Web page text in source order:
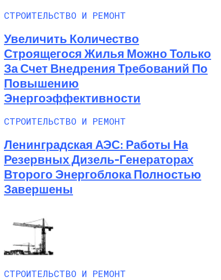
СТРОИТЕЛЬСТВО И РЕМОНТ
Увеличить Количество
Строящегося Жилья Можно Только
За Счет Внедрения Требований По
Повышению
Энергоэффективности
СТРОИТЕЛЬСТВО И РЕМОНТ
Ленинградская АЭС: Работы На
Резервных Дизель-Генераторах
Второго Энергоблока Полностью
Завершены
СТРОИТЕЛЬСТВО И РЕМОНТ